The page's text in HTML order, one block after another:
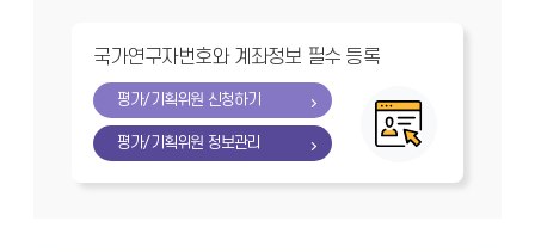
국가연구자번호와 계좌정보 필수 등록
평가/기획위원 신청하기
평가/기획위원 정보관리